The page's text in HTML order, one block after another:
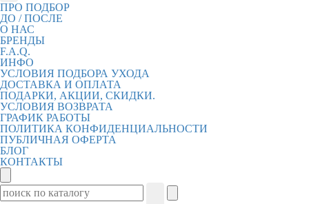
ПРО ПОДБОР
ДО / ПОСЛЕ
О НАС
БРЕНДЫ
F.A.Q.
ИНФО
УСЛОВИЯ ПОДБОРА УХОДА
ДОСТАВКА И ОПЛАТА
ПОДАРКИ, АКЦИИ, СКИДКИ.
УСЛОВИЯ ВОЗВРАТА
ГРАФИК РАБОТЫ
ПОЛИТИКА КОНФИДЕНЦИАЛЬНОСТИ
ПУБЛИЧНАЯ ОФЕРТА
БЛОГ
КОНТАКТЫ